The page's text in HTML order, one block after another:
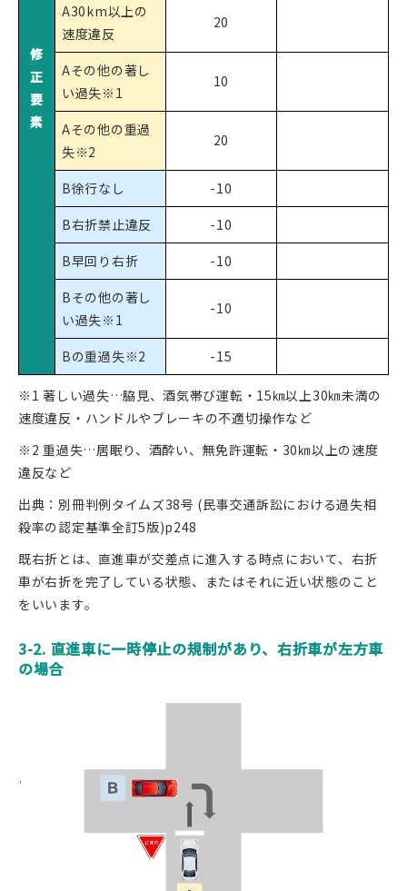
修
正
要
素
A30km以上の
速度違反
20
Aその他の著し
い過失※1
10
Aその他の重過
失※2
20
B徐行なし
-10
B右折禁止違反
-10
B早回り右折
-10
Bその他の著し
い過失※1
-10
Bの重過失※2 -15
※1 著しい過失…脇見、酒気帯び運転・15㎞以上30㎞未満の
速度違反・ハンドルやブレーキの不適切操作など
※2 重過失…居眠り、酒酔い、無免許運転・30㎞以上の速度
違反など
出典：別冊判例タイムズ38号 (民事交通訴訟における過失相
殺率の認定基準全訂5版)p248
既右折とは、直進車が交差点に進入する時点において、右折
車が右折を完了している状態、またはそれに近い状態のこと
をいいます。
3-2. 直進車に一時停止の規制があり、右折車が左方車
の場合